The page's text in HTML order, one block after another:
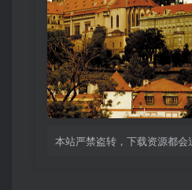
本站严禁盗转，下载资源都